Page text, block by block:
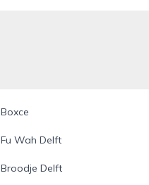
Boxce
Fu Wah Delft
Broodje Delft